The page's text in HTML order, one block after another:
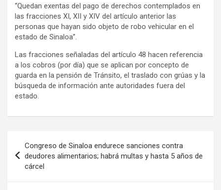
“Quedan exentas del pago de derechos contemplados en
las fracciones XI, XII y XIV del artículo anterior las
personas que hayan sido objeto de robo vehicular en el
estado de Sinaloa”.
Las fracciones señaladas del artículo 48 hacen referencia
a los cobros (por día) que se aplican por concepto de
guarda en la pensión de Tránsito, el traslado con grúas y la
búsqueda de información ante autoridades fuera del
estado.
de
entradas
Congreso de Sinaloa endurece sanciones contra
deudores alimentarios; habrá multas y hasta 5 años de
cárcel